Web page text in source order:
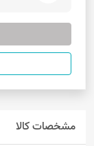
مشخصات کالا